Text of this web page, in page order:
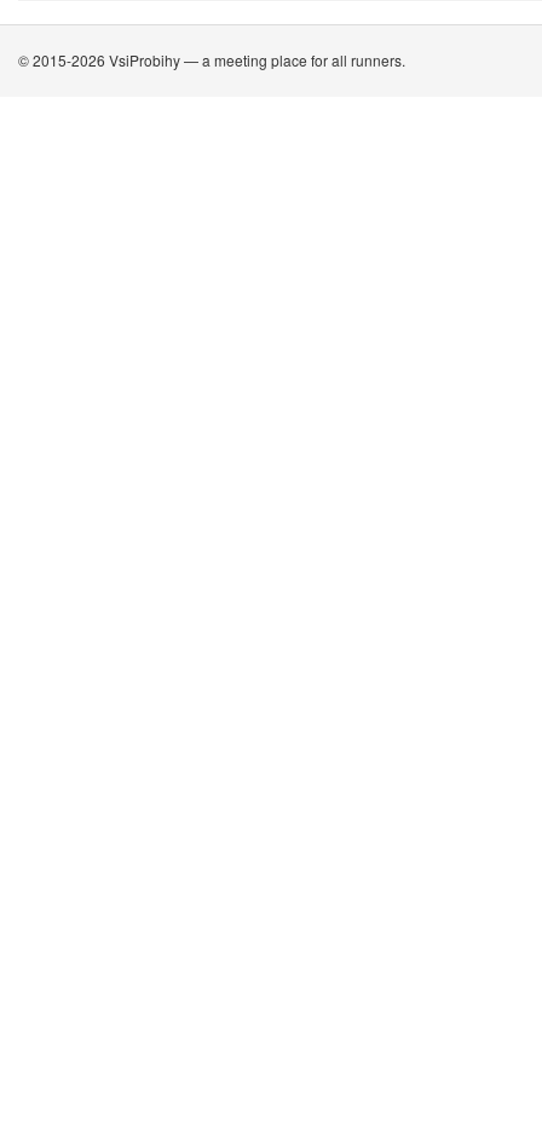
© 2015-2026 VsiProbihy — a meeting place for all runners.